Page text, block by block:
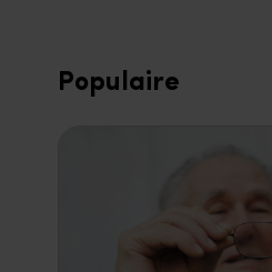
Populaire